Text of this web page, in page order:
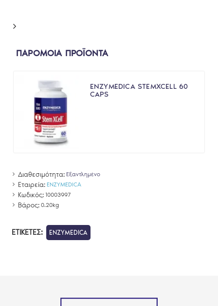
ΠΑΡΟΜΟΙΑ ΠΡΟΪΟΝΤΑ
ENZYMEDICA STEMXCELL 60
CAPS
Διαθεσιμότητα: Eξαντλημένο
Εταιρεία: ENZYMEDICA
Κωδικός: 10003997
Βάρος: 0.20kg
ΕΤΙΚΈΤΕΣ: ENZYMEDICA